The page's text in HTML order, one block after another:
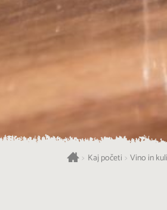
> Kaj početi > Vino in